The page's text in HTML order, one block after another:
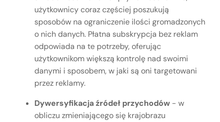
użytkownicy coraz częściej poszukują
sposobów na ograniczenie ilości gromadzonych
o nich danych. Płatna subskrypcja bez reklam
odpowiada na te potrzeby, oferując
użytkownikom większą kontrolę nad swoimi
danymi i sposobem, w jaki są oni targetowani
przez reklamy.
Dywersyfikacja źródeł przychodów - w
obliczu zmieniającego się krajobrazu